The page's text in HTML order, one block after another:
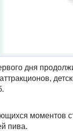
дня
моментов
пива.